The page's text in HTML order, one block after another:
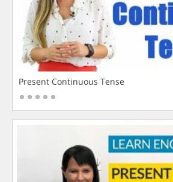
Present Continuous Tense